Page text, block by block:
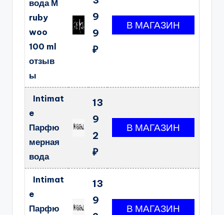
вода М
ruby
woo
100 ml
отзыв
ы
9
9
₽
Intimat
e
Парфю
мерная
вода
13
9
2
₽
Intimat
e
Парфю
13
9